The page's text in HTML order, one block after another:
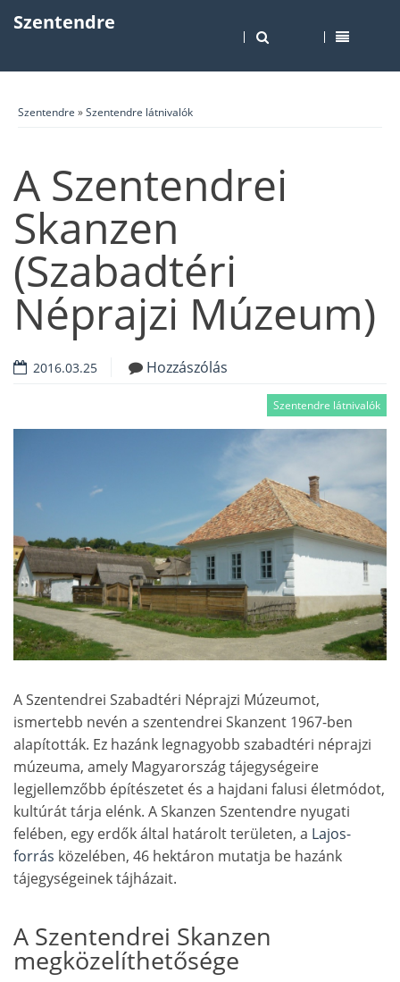
Szentendre
Szentendre »Szentendre látnivalók
A Szentendrei
Skanzen
(Szabadtéri
Néprajzi Múzeum)
2016.03.25 Hozzászólás
Szentendre látnivalók
A Szentendrei Szabadtéri Néprajzi Múzeumot,
ismertebb nevén a szentendrei Skanzent 1967-ben
alapították. Ez hazánk legnagyobb szabadtéri néprajzi
múzeuma, amely Magyarország tájegységeire
legjellemzőbb építészetet és a hajdani falusi életmódot,
kultúrát tárja elénk. A Skanzen Szentendre nyugati
felében, egy erdők által határolt területen, a Lajos-
forrás közelében, 46 hektáron mutatja be hazánk
tájegységeinek tájházait.
A Szentendrei Skanzen
megközelíthetősége